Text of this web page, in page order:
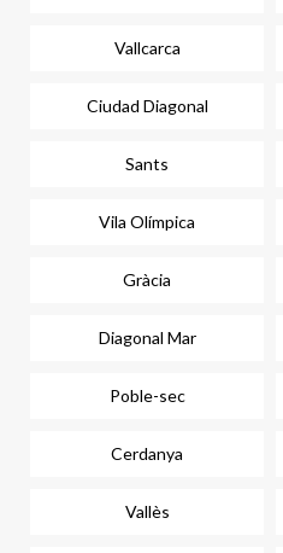
Vallcarca
Ciudad Diagonal
Sants
Vila Olímpica
Gràcia
Diagonal Mar
Poble-sec
Cerdanya
Vallès